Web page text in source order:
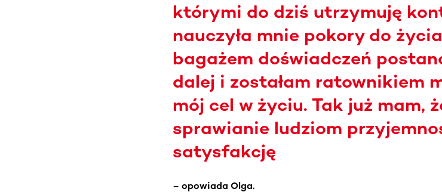
którymi do dziś utrzymuję
nauczyła mnie pokory do
bagażem doświadczeń
dalej i zostałam ratownikiem
mój cel w życiu. Tak już mam,
sprawianie ludziom
satysfakcję
– opowiada Olga.